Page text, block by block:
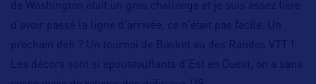
de Washington était un gros challenge et je suis assez fière
d’avoir passé la ligne d’arrivée, ce n’était pas facile. Un
prochain défi ? Un tournoi de Basket ou des Randos VTT !
Les décors sont si époustouflants d’Est en Ouest, on a sans